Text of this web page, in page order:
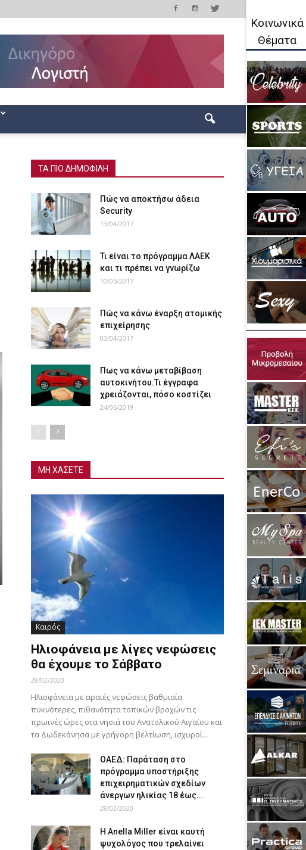
ΤΑ ΠΙΟ ΔΗΜΟΦΙΛΗ
Πώς να αποκτήσω άδεια
Security
13/04/2017
Τι είναι το πρόγραμμα ΛΑΕΚ
και τι πρέπει να γνωρίζω
10/05/2017
Πώς να κάνω έναρξη ατομικής
επιχείρησης
03/04/2017
Πως να κάνω μεταβίβαση
αυτοκινήτου.Τι έγγραφα
χρειάζονται, πόσο κοστίζει
24/06/2019
ΜΗ ΧΑΣΕΤΕ
Καιρός
Ηλιοφάνεια με λίγες νεφώσεις
θα έχουμε το Σάββατο
28/02/2020
Ηλιοφάνεια με αραιές νεφώσεις βαθμιαία
πυκνότερες, πιθανότητα τοπικών βροχών τις
πρωινές ώρες στα νησιά του Ανατολικού Αιγαίου και
τα Δωδεκάνησα με γρήγορη βελτίωση, ισχυροί...
ΟΑΕΔ: Παράταση στο
πρόγραμμα υποστήριξης
επιχειρηματικών σχεδίων
άνεργων ηλικίας 18 έως...
28/02/2020
Η Anella Miller είναι καυτή
ψυχολόγος που τρελαίνει
Κοινωνικά
Θέματα